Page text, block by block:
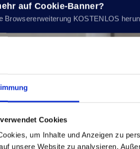
auf Cookie-Banner?
Browsererweiterung KOSTENLOS
Cookies
um Inhalte und Anzeigen zu
unsere Website zu analysieren.